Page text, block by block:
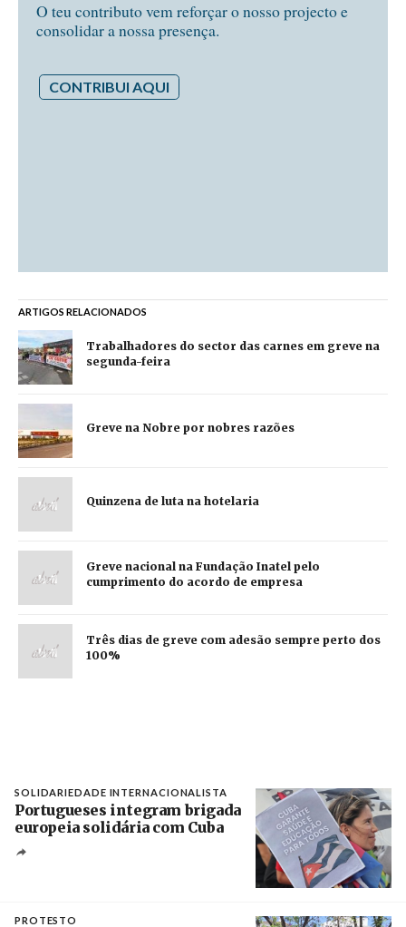
O teu contributo vem reforçar o nosso projecto e
consolidar a nossa presença.
CONTRIBUI AQUI
ARTIGOS RELACIONADOS
Trabalhadores do sector das carnes em greve na
segunda-feira
Greve na Nobre por nobres razões
Quinzena de luta na hotelaria
Greve nacional na Fundação Inatel pelo
cumprimento do acordo de empresa
Três dias de greve com adesão sempre perto dos
100%
SOLIDARIEDADE INTERNACIONALISTA
Portugueses integram brigada
europeia solidária com Cuba
PROTESTO